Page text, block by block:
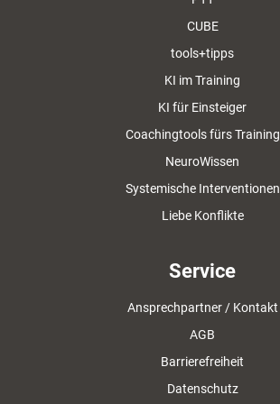
CUBE
tools+tipps
KI im Training
KI für Einsteiger
Coachingtools fürs Training
NeuroWissen
Systemische Interventionen
Liebe Konflikte
Service
Ansprechpartner / Kontakt
AGB
Barrierefreiheit
Datenschutz